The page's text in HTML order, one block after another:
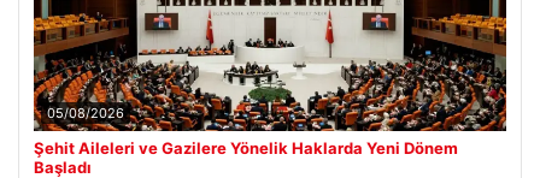
05/08/2026
Şehit Aileleri ve Gazilere Yönelik Haklarda Yeni Dönem
Başladı